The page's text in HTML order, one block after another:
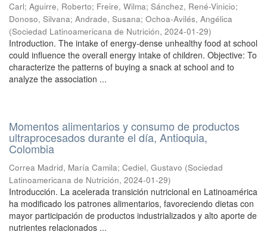
Carl; Aguirre, Roberto; Freire, Wilma; Sánchez, René-Vinicio;
Donoso, Silvana; Andrade, Susana; Ochoa-Avilés, Angélica
(Sociedad Latinoamericana de Nutrición, 2024-01-29)
Introduction. The intake of energy-dense unhealthy food at school
could influence the overall energy intake of children. Objective: To
characterize the patterns of buying a snack at school and to
analyze the association ...
Momentos alimentarios y consumo de productos
ultraprocesados durante el día, Antioquia,
Colombia
Correa Madrid, María Camila; Cediel, Gustavo (Sociedad
Latinoamericana de Nutrición, 2024-01-29)
Introducción. La acelerada transición nutricional en Latinoamérica
ha modificado los patrones alimentarios, favoreciendo dietas con
mayor participación de productos industrializados y alto aporte de
nutrientes relacionados ...